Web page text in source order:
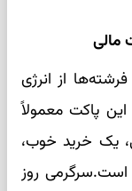
مالی
از انرژی
پاکت معمولاً
یک خرید خوب،
است.سرگرمی روز